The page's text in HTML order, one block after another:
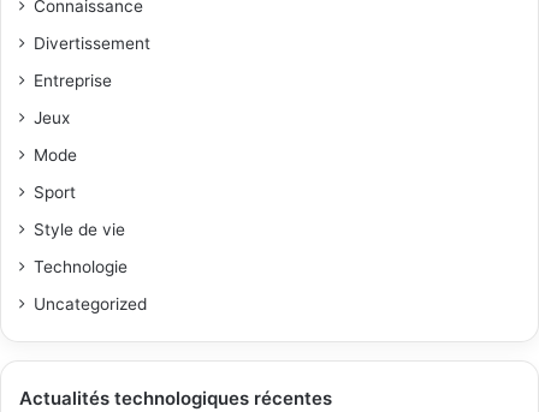
Connaissance
Divertissement
Entreprise
Jeux
Mode
Sport
Style de vie
Technologie
Uncategorized
Actualités technologiques récentes